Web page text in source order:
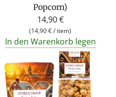
Popcorn)
14,90 €
(14,90 €/ item)
In den Warenkorb legen